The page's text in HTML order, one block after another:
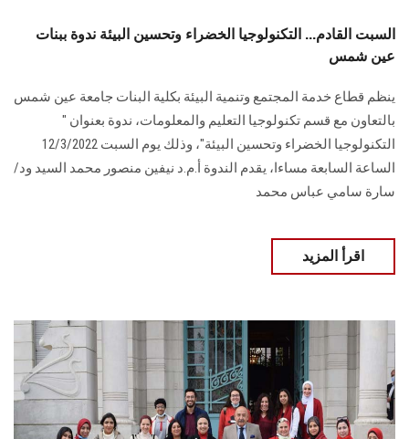
السبت القادم... التكنولوجيا الخضراء وتحسين البيئة ندوة ببنات
عين شمس
ينظم قطاع خدمة المجتمع وتنمية البيئة بكلية البنات جامعة عين شمس
بالتعاون مع قسم تكنولوجيا التعليم والمعلومات، ندوة بعنوان "
التكنولوجيا الخضراء وتحسين البيئة"، وذلك يوم السبت 12/3/2022
الساعة السابعة مساءا، يقدم الندوة أ.م.د نيفين منصور محمد السيد ود/
سارة سامي عباس محمد
اقرأ المزيد